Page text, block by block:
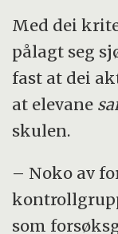
Med dei
pålagt seg
fast at dei
at elevane
skulen.
– Noko av
som